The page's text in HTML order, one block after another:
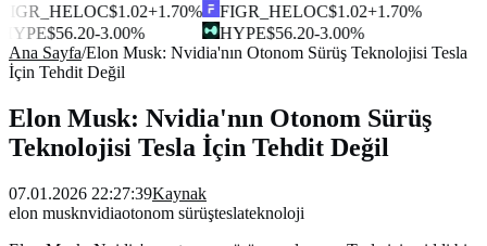
$1.02+1.70%
$56.20-3.00%
FIGR_HELOC$1.02+1.70%
HYPE$56.20-3.00%
Ana Sayfa/Elon Musk: Nvidia'nın Otonom Sürüş Teknolojisi Tesla
İçin Tehdit Değil
Elon Musk: Nvidia'nın Otonom Sürüş
Teknolojisi Tesla İçin Tehdit Değil
07.01.2026 22:27:39Kaynak
elon musknvidiaotonom sürüşteslateknoloji